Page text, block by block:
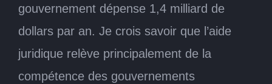
gouvernement dépense 1,4 milliard de
dollars par an. Je crois savoir que l’aide
juridique relève principalement de la
compétence des gouvernements